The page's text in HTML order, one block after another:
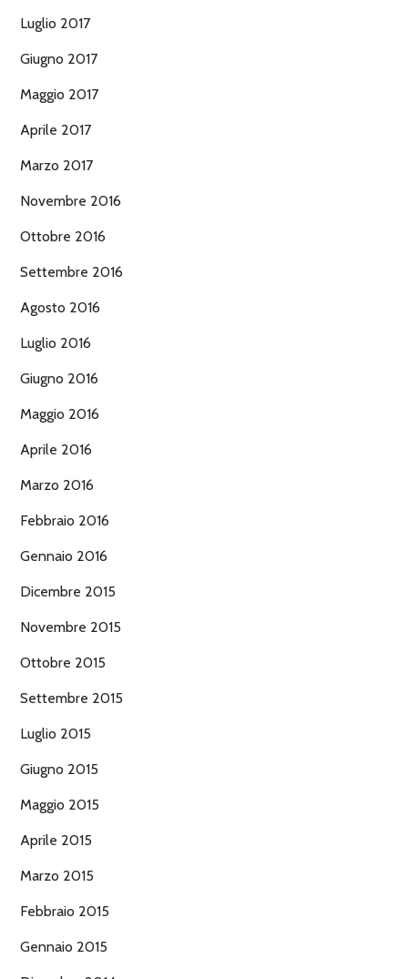
Luglio 2017
Giugno 2017
Maggio 2017
Aprile 2017
Marzo 2017
Novembre 2016
Ottobre 2016
Settembre 2016
Agosto 2016
Luglio 2016
Giugno 2016
Maggio 2016
Aprile 2016
Marzo 2016
Febbraio 2016
Gennaio 2016
Dicembre 2015
Novembre 2015
Ottobre 2015
Settembre 2015
Luglio 2015
Giugno 2015
Maggio 2015
Aprile 2015
Marzo 2015
Febbraio 2015
Gennaio 2015